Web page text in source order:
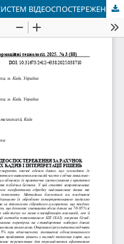
ПІДВИЩЕННЯ ЕФЕКТИВНОСТІ СИСТЕМ ВІДЕОСПОСТЕРЕЖЕННЯ ЗА РАХУНОК ГІБРИДНОГО МЕТОДУ ВІДБОРУ КЛЮЧОВИХ КАДРІВ І ІНТЕРПРЕТАЦІЇ РІШЕНЬ